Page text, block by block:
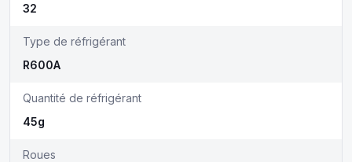
32
Type de réfrigérant
R600A
Quantité de réfrigérant
45g
Roues